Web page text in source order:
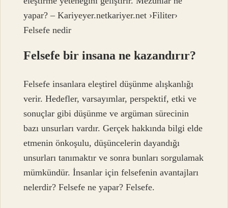
yapar? – Kariyeyer.netkariyer.net ›Filiter›
Felsefe nedir
Felsefe bir insana ne kazandırır?
Felsefe insanlara eleştirel düşünme alışkanlığı
verir. Hedefler, varsayımlar, perspektif, etki ve
sonuçlar gibi düşünme ve argüman sürecinin
bazı unsurları vardır. Gerçek hakkında bilgi elde
etmenin önkoşulu, düşüncelerin dayandığı
unsurları tanımaktır ve sonra bunları sorgulamak
mümkündür. İnsanlar için felsefenin avantajları
nelerdir? Felsefe ne yapar? Felsefe.